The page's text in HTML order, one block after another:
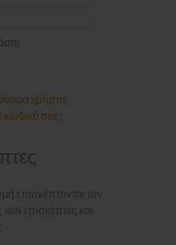
χρήστη;
κωδικό σας;
επισκέπτονται τον
809 επισκέπτες και